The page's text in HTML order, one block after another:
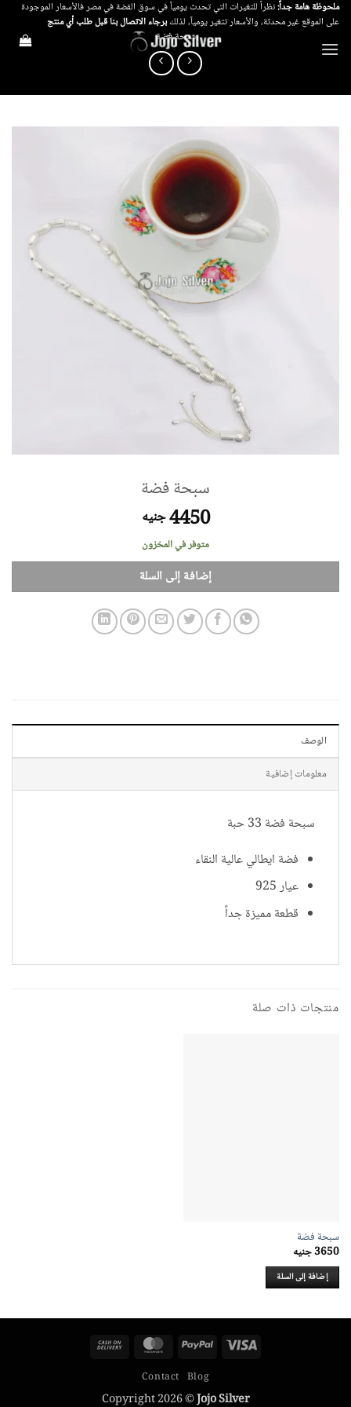
تخطي
للمحتوى
ملحوظة هامة جداً:نظراً للتغيرات التي تحدث يومياً في سوق الفضة في مصر فالأسعار الموجودة
على الموقع غير محدثة، والأسعار تتغير يومياً، لذلكبرجاء الاتصال بنا قبل طلب أي منتج
سبحة فضة
سبحة فضة
4450جنيه
متوفر في المخزون
إضافة إلى السلة
الوصف
معلومات إضافية
سبحة فضة 33 حبة
فضة ايطالي عالية النقاء
عيار 925
قطعة مميزة جداً
منتجات ذات صلة
سبحة فضة
3650جنيه
إضافة إلى السلة
Visa
PayPal
MasterCard
Blog
Contact
Copyright 2026 ©Jojo Silver